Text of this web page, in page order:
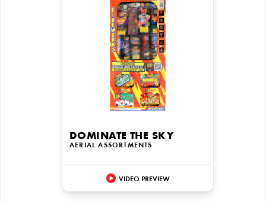
DOMINATE THE SKY
AERIAL ASSORTMENTS
VIDEO PREVIEW